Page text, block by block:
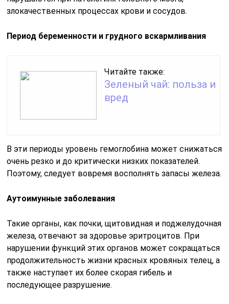
злокачественных процессах крови и сосудов.
Период беременности и грудного вскармливания
Читайте также:
Зеленый чай: польза и
вред
В эти периоды уровень гемоглобина может снижаться
очень резко и до критически низких показателей.
Поэтому, следует вовремя восполнять запасы железа.
Аутоимунные заболевания
Такие органы, как почки, щитовидная и поджелудочная
железа, отвечают за здоровье эритроцитов. При
нарушении функций этих органов может сокращаться
продолжительность жизни красных кровяных телец, а
также наступает их более скорая гибель и
последующее разрушение.